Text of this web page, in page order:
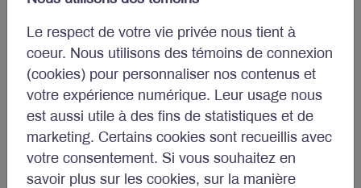
Le respect de votre vie privée nous tient à
coeur. Nous utilisons des témoins de connexion
(cookies) pour personnaliser nos contenus et
votre expérience numérique. Leur usage nous
est aussi utile à des fins de statistiques et de
marketing. Certains cookies sont recueillis avec
votre consentement. Si vous souhaitez en
savoir plus sur les cookies, sur la manière
avons également été particulièrement heureux
d’organiser des événements en personne de
reconnaissance des clients à Montréal, Toronto et
Calgary, offrant une occasion précieuse de
rencontrer nos clients directement, d’échanger
des points de vue et de renforcer nos relations.
Nous avons grandement apprécié le temps que
nos clients ont consacré à participer à ces
événements et les conversations réfléchies qui en